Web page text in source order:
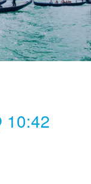
10:42